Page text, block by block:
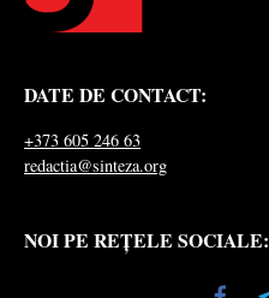
DATE DE CONTACT:
+373 605 246 63
redactia@sinteza.org
NOI PE REȚELE SOCIALE: